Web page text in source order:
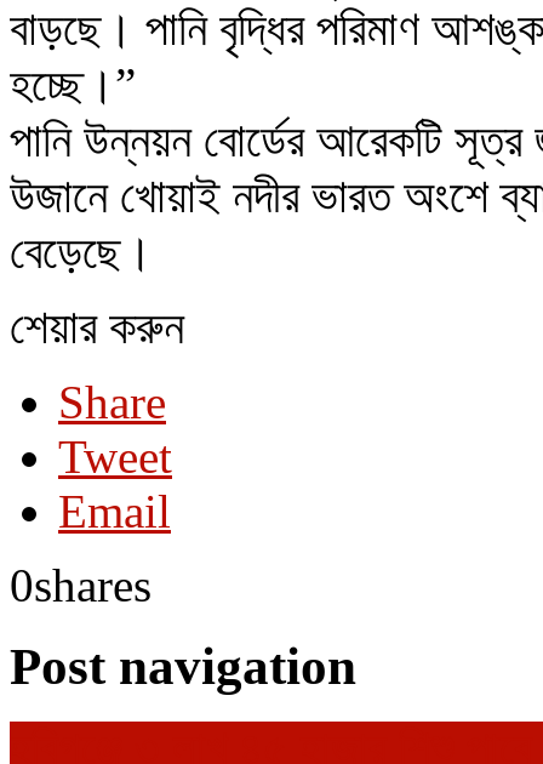
বাড়ছে। পানি বৃদ্ধির পরিমাণ
হচ্ছে।”
পানি উন্নয়ন বোর্ডের আরেকটি সূত্র
উজানে খোয়াই নদীর ভারত অংশে
বেড়েছে।
শেয়ার করুন
Share
Tweet
Email
0shares
Post navigation